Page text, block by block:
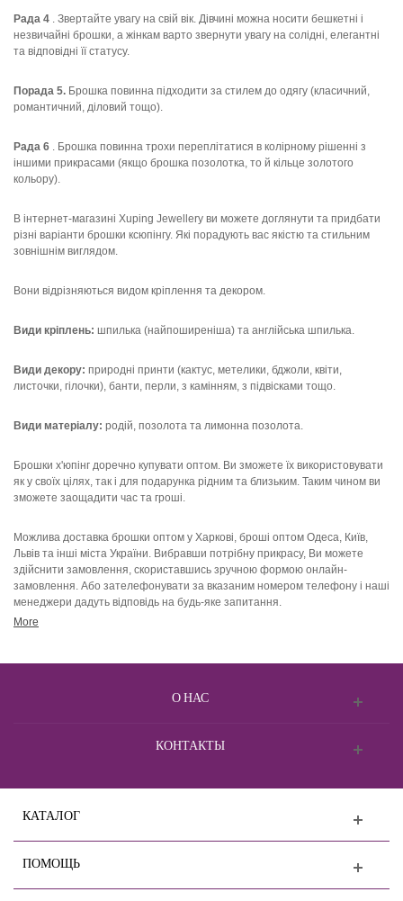
Рада 4 . Звертайте увагу на свій вік. Дівчині можна носити бешкетні і
незвичайні брошки, а жінкам варто звернути увагу на солідні, елегантні
та відповідні її статусу.
Порада 5. Брошка повинна підходити за стилем до одягу (класичний,
романтичний, діловий тощо).
Рада 6 . Брошка повинна трохи переплітатися в колірному рішенні з
іншими прикрасами (якщо брошка позолотка, то й кільце золотого
кольору).
В інтернет-магазині Xuping Jewellery ви можете доглянути та придбати
різні варіанти брошки ксюпінгу. Які порадують вас якістю та стильним
зовнішнім виглядом.
Вони відрізняються видом кріплення та декором.
Види кріплень: шпилька (найпоширеніша) та англійська шпилька.
Види декору: природні принти (кактус, метелики, бджоли, квіти,
листочки, гілочки), банти, перли, з камінням, з підвісками тощо.
Види матеріалу: родій, позолота та лимонна позолота.
Брошки х'юпінг доречно купувати оптом. Ви зможете їх використовувати
як у своїх цілях, так і для подарунка рідним та близьким. Таким чином ви
зможете заощадити час та гроші.
Можлива доставка брошки оптом у Харкові, броші оптом Одеса, Київ,
Львів та інші міста України. Вибравши потрібну прикрасу, Ви можете
здійснити замовлення, скориставшись зручною формою онлайн-
замовлення. Або зателефонувати за вказаним номером телефону і наші
менеджери дадуть відповідь на будь-яке запитання.
More
О НАС
КОНТАКТЫ
КАТАЛОГ
ПОМОЩЬ